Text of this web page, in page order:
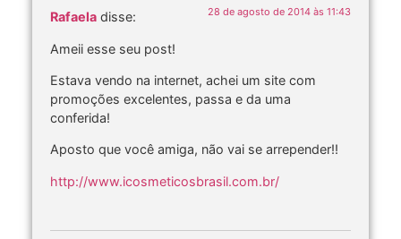
Rafaela disse: 28 de agosto de 2014 às 11:43
Ameii esse seu post!
Estava vendo na internet, achei um site com
promoções excelentes, passa e da uma
conferida!
Aposto que você amiga, não vai se arrepender!!
http://www.icosmeticosbrasil.com.br/